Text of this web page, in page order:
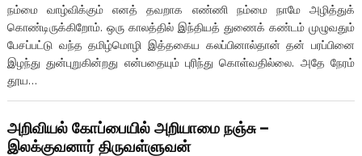
நம்மை வாழ்விக்கும் எனத் தவறாக எண்ணி நம்மை நாமே அழித்துக்
கொண்டிருக்கிறோம். ஒரு காலத்தில் இந்தியத் துணைக் கண்டம் முழுவதும்
பேசப்பட்டு வந்த தமிழ்மொழி இத்தகைய கலப்பினால்தான் தன் பரப்பினை
இழந்து துன்புறுகின்றது என்பதையும் புரிந்து கொள்வதில்லை. அதே நேரம்
தூய…
அறிவியல் கோப்பையில் அறியாமை நஞ்சு –
இலக்குவனார் திருவள்ளுவன்